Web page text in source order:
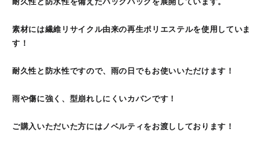
素材には繊維リサイクル由来の再生ポリエステルを使用していま
す！
耐久性と防水性ですので、雨の日でもお使いいただけます！
雨や傷に強く、型崩れしにくいカバンです！
ご購入いただいた方にはノベルティをお渡ししております！